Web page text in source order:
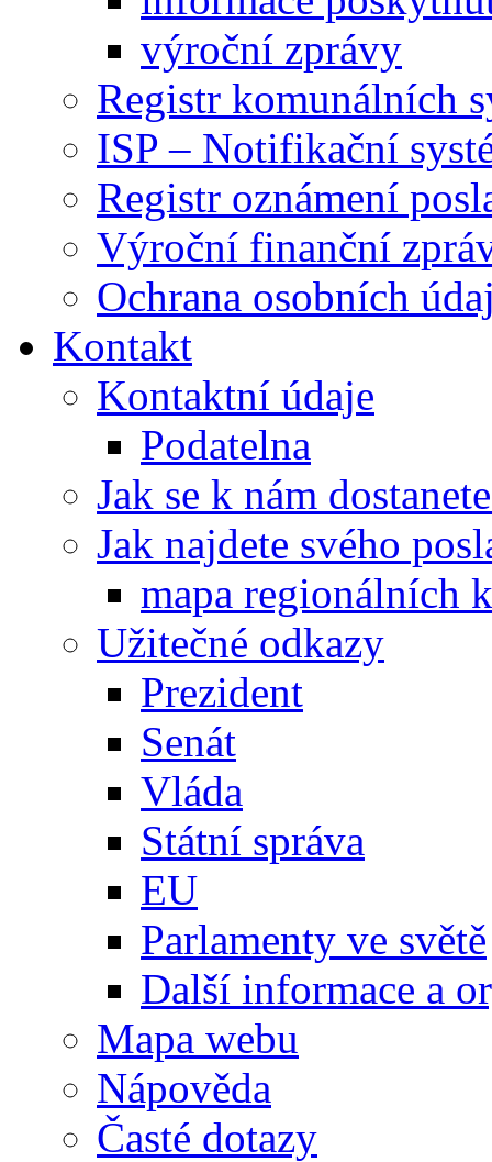
výroční zprávy
Registr komunálních
ISP – Notifikační
Registr oznámení
Výroční finanční
Ochrana osobních
Kontakt
Kontaktní údaje
Podatelna
Jak se k nám
Jak najdete svého
mapa regionálních
Užitečné odkazy
Prezident
Senát
Vláda
Státní správa
EU
Parlamenty ve světě
Další informace a
Mapa webu
Nápověda
Časté dotazy